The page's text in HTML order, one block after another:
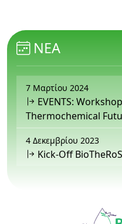
ΝΈΑ
7 Μαρτίου 2024
EVENTS:
Thermochemical
4 Δεκεμβρίου 2023
Kick-Off BioTheRoS